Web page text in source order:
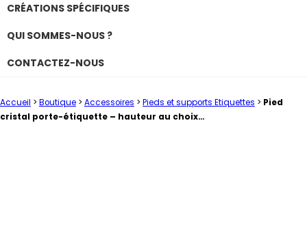
CRÉATIONS SPÉCIFIQUES
QUI SOMMES-NOUS ?
CONTACTEZ-NOUS
Accueil > Boutique > Accessoires > Pieds et supports Etiquettes > Pied
cristal porte-étiquette – hauteur au choix…